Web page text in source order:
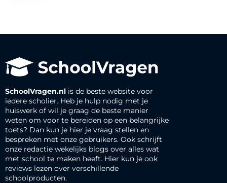
SchoolVragen.nl is de beste website voor
iedere scholier. Heb je hulp nodig met je
huiswerk of wil je graag de beste manier
weten om voor te bereiden op een belangrijke
toets? Dan kun je hier je vraag stellen en
bespreken met onze gebruikers. Ook schrijft
onze redactie wekelijks blogs over alles wat
met school te maken heeft. Hier kun je ook
reviews lezen over verschillende
schoolproducten.